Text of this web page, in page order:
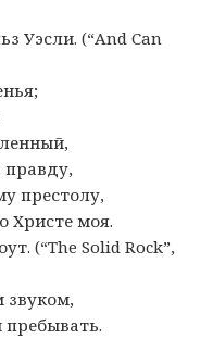
Уэсли. (“And Can
правду,
престолу,
Христе моя.
(“The Solid Rock”,
звуком,